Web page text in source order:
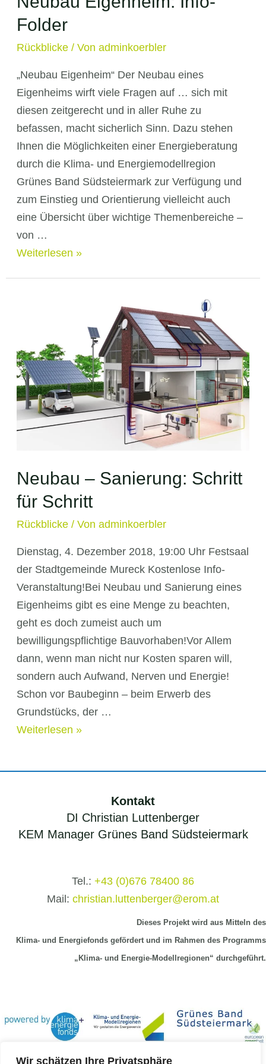
Wir schätzen Ihre Privatsphäre
Folder
Rückblicke/ Von adminkoerbler
„Neubau Eigenheim“ Der Neubau eines
Eigenheims wirft viele Fragen auf … sich mit
diesen zeitgerecht und in aller Ruhe zu
befassen, macht sicherlich Sinn. Dazu stehen
Ihnen die Möglichkeiten einer Energieberatung
durch die Klima- und Energiemodellregion
Grünes Band Südsteiermark zur Verfügung und
zum Einstieg und Orientierung vielleicht auch
eine Übersicht über wichtige Themenbereiche –
von …
Neubau
Weiterlesen »
Neubau – Sanierung: Schritt
für Schritt
Rückblicke/ Von adminkoerbler
Dienstag, 4. Dezember 2018, 19:00 Uhr Festsaal
der Stadtgemeinde Mureck Kostenlose Info-
Veranstaltung!Bei Neubau und Sanierung eines
Eigenheims gibt es eine Menge zu beachten,
geht es doch zumeist auch um
bewilligungspflichtige Bauvorhaben!Vor Allem
dann, wenn man nicht nur Kosten sparen will,
sondern auch Aufwand, Nerven und Energie!
Schon vor Baubeginn – beim Erwerb des
Grundstücks, der …
Neubau
Weiterlesen »
Kontakt
DI Christian Luttenberger
KEM Manager Grünes Band Südsteiermark
Tel.: +43 (0)676 78400 86
Mail: christian.luttenberger@erom.at
Dieses Projekt wird aus Mitteln des
Klima- und Energiefonds gefördert und im Rahmen des Programms
„Klima- und Energie-Modellregionen“ durchgeführt.